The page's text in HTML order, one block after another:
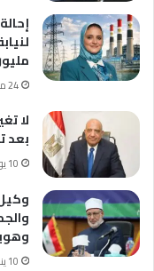
24 مايو، 2026
لا
بعد
10 يوليو، 2026
10 يناير، 2026